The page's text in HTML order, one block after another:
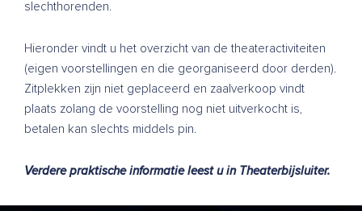
slechthorenden.
Hieronder vindt u het overzicht van de theateractiviteiten
(eigen voorstellingen en die georganiseerd door derden).
Zitplekken zijn niet geplaceerd en zaalverkoop vindt
plaats zolang de voorstelling nog niet uitverkocht is,
betalen kan slechts middels pin.
Verdere praktische informatie leest u in Theaterbijsluiter.